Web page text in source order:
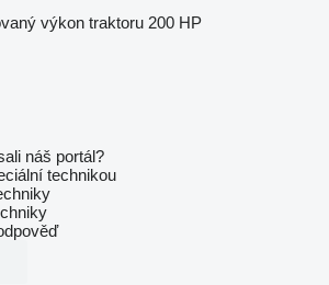
výkon traktoru 200 HP
náš portál?
technikou